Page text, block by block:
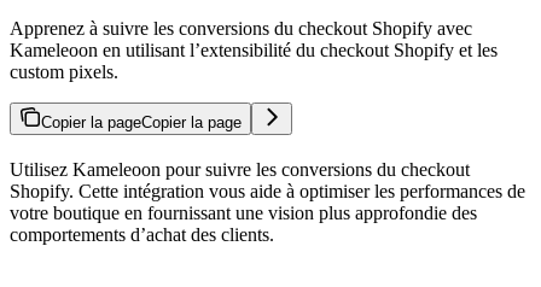
Apprenez à suivre les conversions du checkout Shopify avec
Kameleoon en utilisant l’extensibilité du checkout Shopify et les
custom pixels.
Copier la pageCopier la page
Utilisez Kameleoon pour suivre les conversions du checkout
Shopify. Cette intégration vous aide à optimiser les performances de
votre boutique en fournissant une vision plus approfondie des
comportements d’achat des clients.